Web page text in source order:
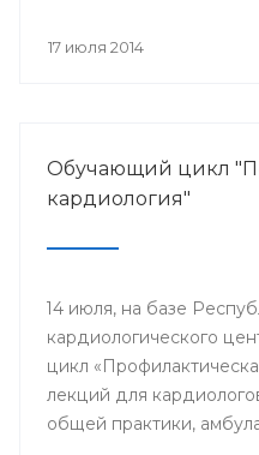
17 июля 2014
Обучающий цикл
кардиология"
14 июля, на базе
кардиологического
цикл
лекций для
общей практики,